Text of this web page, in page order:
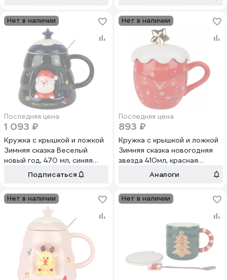
Нет в наличии
Последняя цена
1 093 ₽
Кружка с крышкой и ложкой
Зимняя сказка Веселый
новый год, 470 мл, синяя
680094-1Подписаться
Нет в наличии
Последняя цена
893 ₽
Кружка с крышкой и ложкой
Зимняя сказка новогодняя
звезда 410мл, красная
680099-1Аналоги
Нет в наличии Нет в наличии